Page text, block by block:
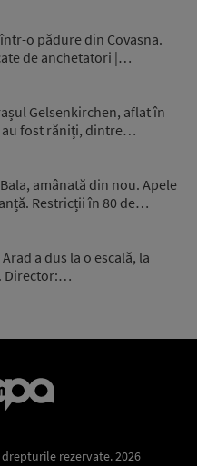
o pădure din Covasna.
de anchetatori |…
Gelsenkirchen, aflat în
au fost răniți, dintre…
amânată din nou. Apele
Restricții în 80 de…
a dus la o escală, la
Director:…
rezervate. 2026